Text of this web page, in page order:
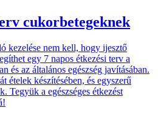
cukorbetegeknek
kezelése nem kell, hogy ijesztő
egy 7 napos étkezési terv a
és az általános egészség javításában.
ételek készítésében, és egyszerű
Tegyük a egészséges étkezést